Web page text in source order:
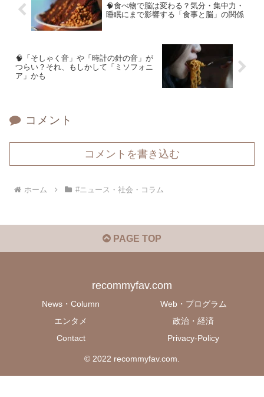
🧠食べ物で脳は変わる？気分・集中力・
睡眠にまで影響する「食事と脳」の関係
🧠「そしゃく音」や「時計の針の音」が
つらい？それ、もしかして「ミソフォニ
ア」かも
コメント
コメントを書き込む
ホーム #ニュース・社会・コラム
PAGE TOP
recommyfav.com
News・Column
Web・プログラム
エンタメ
政治・経済
Contact
Privacy-Policy
© 2022 recommyfav.com.